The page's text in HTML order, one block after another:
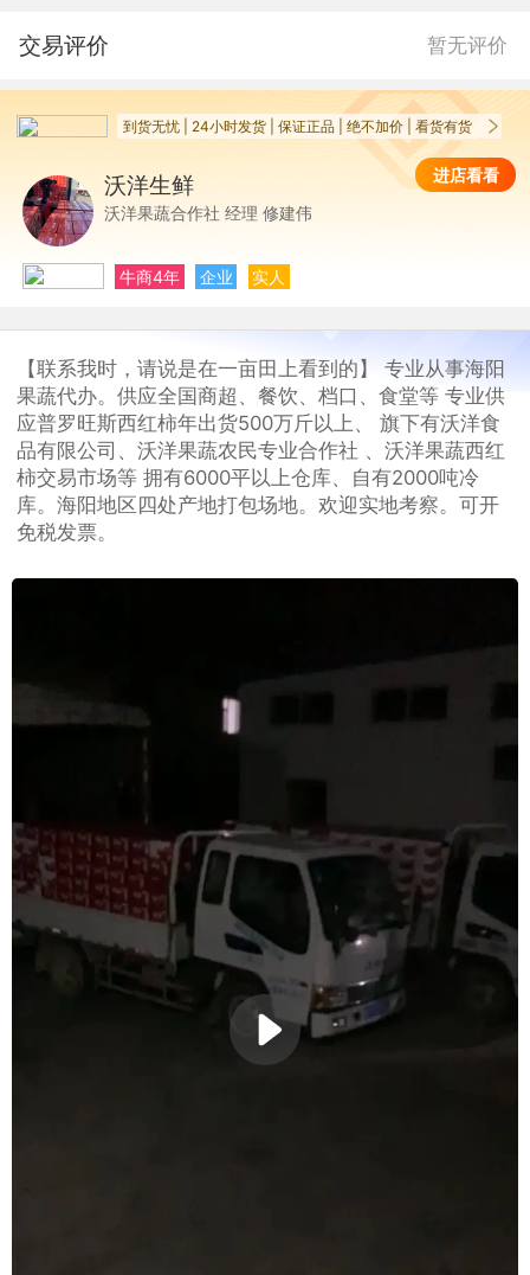
交易评价 暂无评价
到货无忧 | 24小时发货 | 保证正品 | 绝不加价 | 看货有货 | 绝不
沃
沃洋生鲜
沃洋果蔬合作社 经理 修建伟
进店看看
牛商4年 企业 实人
【联系我时，请说是在一亩田上看到的】 专业从事海阳
果蔬代办。供应全国商超、餐饮、档口、食堂等 专业供
应普罗旺斯西红柿年出货500万斤以上、 旗下有沃洋食
品有限公司、沃洋果蔬农民专业合作社 、沃洋果蔬西红
柿交易市场等 拥有6000平以上仓库、自有2000吨冷
库。海阳地区四处产地打包场地。欢迎实地考察。可开
免税发票。